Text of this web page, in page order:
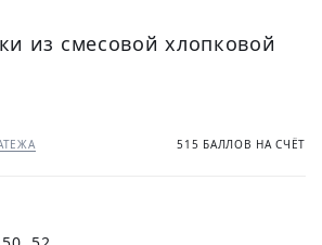
из смесовой хлопковой
515 БАЛЛОВ НА СЧЁТ